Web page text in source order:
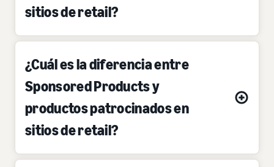
sitios de retail?
¿Cuál es la diferencia entre
Sponsored Products y
productos patrocinados en
sitios de retail?